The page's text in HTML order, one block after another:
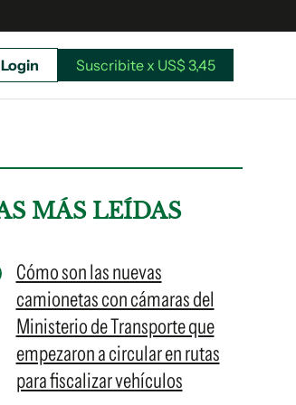
x US$ 3,45
Login Suscribite x US$ 3,45
MÁS LEÍDAS
Cómo son las nuevas
camionetas con cámaras del
Ministerio de Transporte que
empezaron a circular en rutas
para fiscalizar vehículos